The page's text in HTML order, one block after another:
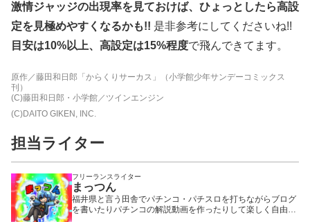
激情ジャッジの出現率を見ておけば、ひょっとしたら高設
定を見極めやすくなるかも!! 是非参考にしてくださいね!!
目安は10%以上、高設定は15%程度で飛んできてます。
原作／藤田和日郎「からくりサーカス」（小学館少年サンデーコミックス
刊）
(C)藤田和日郎・小学館／ツインエンジン
(C)DAITO GIKEN, INC.
担当ライター
フリーランスライター
まっつん
福井県と言う田舎でパチンコ・パチスロを打ちながらブログ
を書いたりパチンコの解説動画を作ったりして楽しく自由に